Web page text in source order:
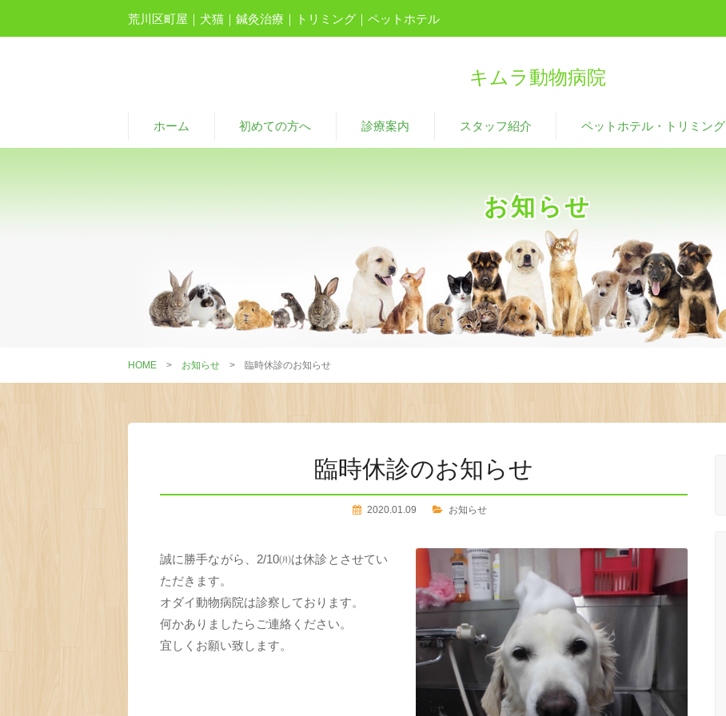
荒川区町屋｜犬猫｜鍼灸治療｜トリミング｜ペットホテル
キムラ動物病院
ホーム 初めての方へ 診療案内 スタッフ紹介 ペットホテル・トリミング
お知らせ
HOME > お知らせ > 臨時休診のお知らせ
臨時休診のお知らせ
2020.01.09 お知らせ
誠に勝手ながら、2/10㈪は休診とさせてい
ただきます。
オダイ動物病院は診察しております。
何かありましたらご連絡ください。
宜しくお願い致します。